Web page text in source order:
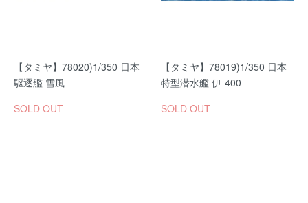
【タミヤ】78020)1/350 日本
駆逐艦 雪風
SOLD OUT
【タミヤ】78019)1/350 日本
特型潜水艦 伊-400
SOLD OUT